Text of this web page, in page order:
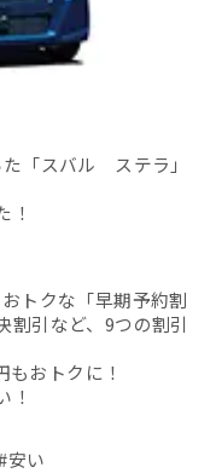
「スバル ステラ」
！
トクな「早期予約割
割引など、9つの割引
おトクに！
！
い